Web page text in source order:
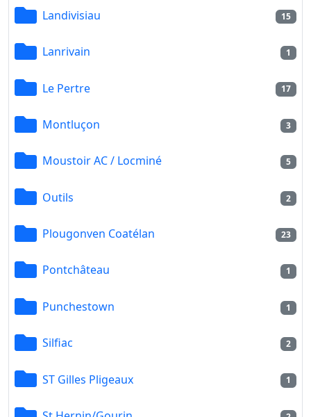
Landivisiau 15
Lanrivain 1
Le Pertre 17
Montluçon 3
Moustoir AC / Locminé 5
Outils 2
Plougonven Coatélan 23
Pontchâteau 1
Punchestown 1
Silfiac 2
ST Gilles Pligeaux 1